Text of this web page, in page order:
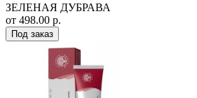
ЗЕЛЕНАЯ ДУБРАВА
от 498.00 р.
Под заказ